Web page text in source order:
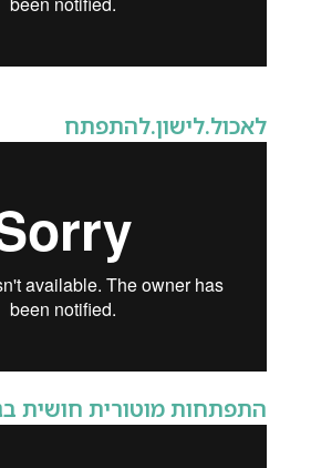
לאכול.לישון.להתפתח
התפתחות מוטורית חושית